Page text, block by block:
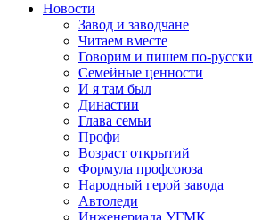
Новости
Завод и заводчане
Читаем вместе
Говорим и пишем по-русски
Семейные ценности
И я там был
Династии
Глава семьи
Профи
Возраст открытий
Формула профсоюза
Народный герой завода
Автоледи
Инженериада УГМК